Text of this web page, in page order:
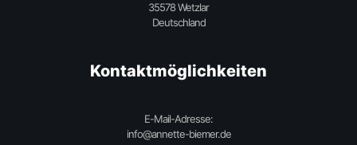
35578 Wetzlar
Deutschland
Kontaktmöglichkeiten
E-Mail-Adresse:
info@annette-biemer.de